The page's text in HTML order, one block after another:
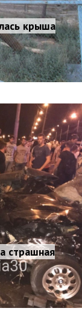
крыша
страшная